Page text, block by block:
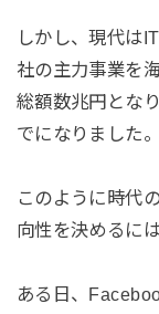
しかし、現代は
社の主力事業を
総額数兆円 とな
でになりました。
このように時代
向性を決めるに
ある日、